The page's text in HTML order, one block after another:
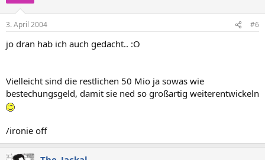
3. April 2004 #6
jo dran hab ich auch gedacht.. :O
Vielleicht sind die restlichen 50 Mio ja sowas wie
bestechungsgeld, damit sie ned so großartig weiterentwickeln
/ironie off